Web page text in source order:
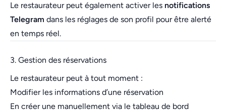
Le restaurateur peut également activer les notifications
Telegram dans les réglages de son profil pour être alerté
en temps réel.
3. Gestion des réservations
Le restaurateur peut à tout moment :
Modifier les informations d’une réservation
En créer une manuellement via le tableau de bord